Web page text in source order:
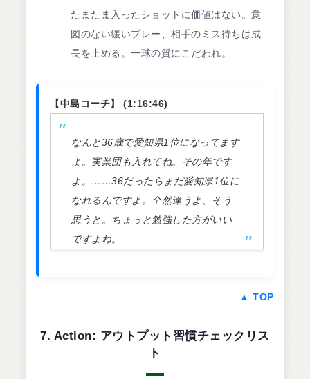
たまたま入ったショットに価値はない。意
図のない緩いプレー、相手のミス待ちは成
長を止める。一球の質にこだわれ。
【中島コーチ】 (1:16:46)
なんと36歳で愛知県1位になってます
よ。実業団も入れてね。その年です
よ。……36だったらまだ愛知県1位に
なれるんですよ。全然違うよ、そう
思うと。ちょっと勉強した方がいい
ですよね。
▲ TOP
7. Action: アウトプット習慣チェックリス
ト